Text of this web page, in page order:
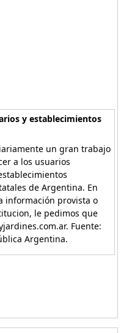
y establecimientos
un gran trabajo
a los usuarios
de Argentina. En
información provista o
le pedimos que
Fuente:
Argentina.